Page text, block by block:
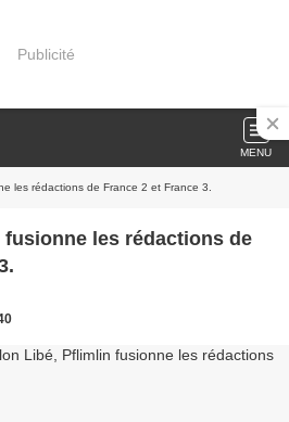
Publicité
MENU
les rédactions de France 2 et France 3.
les rédactions de